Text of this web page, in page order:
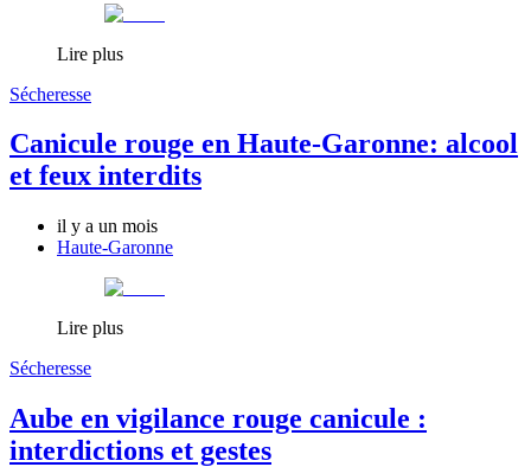
Lire plus
Sécheresse
Canicule rouge en Haute-Garonne: alcool
et feux interdits
il y a un mois
Haute-Garonne
Lire plus
Sécheresse
Aube en vigilance rouge canicule :
interdictions et gestes